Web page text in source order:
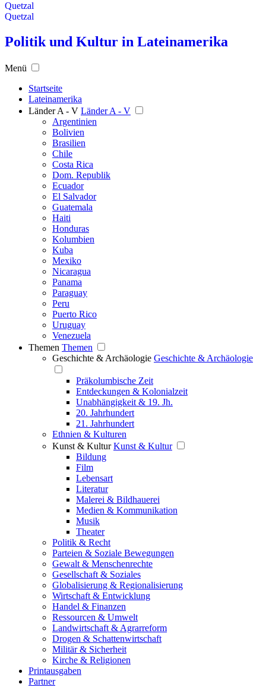
Quetzal
Quetzal
Politik und Kultur in Lateinamerika
Menü
Startseite
Lateinamerika
Länder A - V Länder A - V
Argentinien
Bolivien
Brasilien
Chile
Costa Rica
Dom. Republik
Ecuador
El Salvador
Guatemala
Haiti
Honduras
Kolumbien
Kuba
Mexiko
Nicaragua
Panama
Paraguay
Peru
Puerto Rico
Uruguay
Venezuela
Themen Themen
Geschichte & Archäologie Geschichte & Archäologie
Präkolumbische Zeit
Entdeckungen & Kolonialzeit
Unabhängigkeit & 19. Jh.
20. Jahrhundert
21. Jahrhundert
Ethnien & Kulturen
Kunst & Kultur Kunst & Kultur
Bildung
Film
Lebensart
Literatur
Malerei & Bildhauerei
Medien & Kommunikation
Musik
Theater
Politik & Recht
Parteien & Soziale Bewegungen
Gewalt & Menschenrechte
Gesellschaft & Soziales
Globalisierung & Regionalisierung
Wirtschaft & Entwicklung
Handel & Finanzen
Ressourcen & Umwelt
Landwirtschaft & Agrarreform
Drogen & Schattenwirtschaft
Militär & Sicherheit
Kirche & Religionen
Printausgaben
Partner